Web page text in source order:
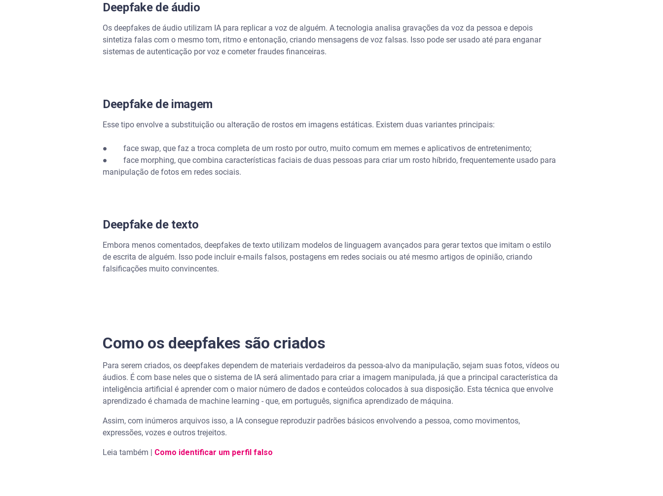
Deepfake de áudio
Os deepfakes de áudio utilizam IA para replicar a voz de alguém. A tecnologia analisa gravações da voz da pessoa e depois
sintetiza falas com o mesmo tom, ritmo e entonação, criando mensagens de voz falsas. Isso pode ser usado até para enganar
sistemas de autenticação por voz e cometer fraudes financeiras.
Deepfake de imagem
Esse tipo envolve a substituição ou alteração de rostos em imagens estáticas. Existem duas variantes principais:
● face swap, que faz a troca completa de um rosto por outro, muito comum em memes e aplicativos de entretenimento;
● face morphing, que combina características faciais de duas pessoas para criar um rosto híbrido, frequentemente usado para
manipulação de fotos em redes sociais.
Deepfake de texto
Embora menos comentados, deepfakes de texto utilizam modelos de linguagem avançados para gerar textos que imitam o estilo
de escrita de alguém. Isso pode incluir e-mails falsos, postagens em redes sociais ou até mesmo artigos de opinião, criando
falsificações muito convincentes.
Como os deepfakes são criados
Para serem criados, os deepfakes dependem de materiais verdadeiros da pessoa-alvo da manipulação, sejam suas fotos, vídeos ou
áudios. É com base neles que o sistema de IA será alimentado para criar a imagem manipulada, já que a principal característica da
inteligência artificial é aprender com o maior número de dados e conteúdos colocados à sua disposição. Esta técnica que envolve
aprendizado é chamada de machine learning - que, em português, significa aprendizado de máquina.
Assim, com inúmeros arquivos isso, a IA consegue reproduzir padrões básicos envolvendo a pessoa, como movimentos,
expressões, vozes e outros trejeitos.
Leia também | Como identificar um perfil falso